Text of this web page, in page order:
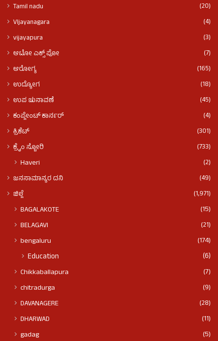
Tamil nadu
(20)
VIjayanagara
(4)
vijayapura
(3)
ಆಟೋ ಎಕ್ಸ್ ಪೋ
(7)
ಆರೋಗ್ಯ
(165)
ಉದ್ಯೋಗ
(18)
ಉಪ ಚುನಾವಣೆ
(45)
ಕಂಪ್ಲೇಂಟ್ ಕಾರ್ನರ್
(4)
ಕ್ರಿಕೆಟ್
(301)
ಕ್ರೈಂ ಸ್ಟೋರಿ
(733)
Haveri (2)
ಜನಸಾಮಾನ್ಯರ ದನಿ
(49)
ಜಿಲ್ಲೆ
(1,971)
BAGALAKOTE
(15)
BELAGAVI
(21)
bengaluru
(174)
Education (6)
Chikkaballapura
(7)
chitradurga
(9)
DAVANAGERE
(28)
DHARWAD
(11)
gadag
(5)